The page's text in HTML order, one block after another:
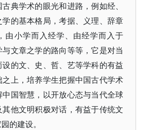
典学术的眼光和进路，例如经、
的基本格局，考据、义理、辞章
由小学而入经学、由经学而入于
文章之学的路向等等，它是对当
的文、史、哲、艺等学科的有益
上，培养学生把握中国古代学术
国智慧，以开放心态与当代全球
他文明积极对话，有益于传统文
的建设。